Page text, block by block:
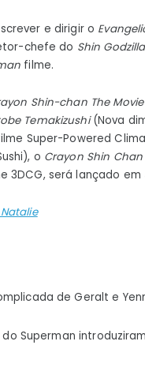
e dirigir o
chefe do Shin Godzilla
filme.
Shin-chan The
Temakizushi(Nova
Super-Powered
o Crayon Shin Chan
3DCG, será lançado
de Geralt e
Superman